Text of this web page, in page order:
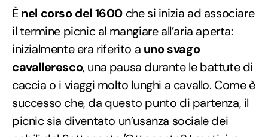
Ènel corso del 1600 che si inizia ad associare
il termine picnic al mangiare all’aria aperta:
inizialmente era riferito a uno svago
cavalleresco, una pausa durante le battute di
caccia o i viaggi molto lunghi a cavallo. Come è
successo che, da questo punto di partenza, il
picnic sia diventato un’usanza sociale dei